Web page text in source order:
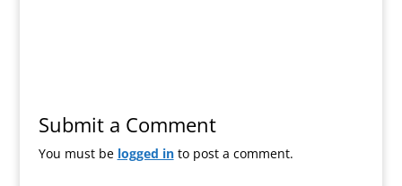
Submit a Comment
You must be logged into post a comment.